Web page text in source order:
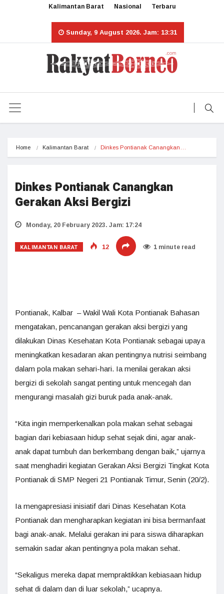
Kalimantan Barat Nasional Terbaru
Sunday, 9 August 2026. Jam: 13:31
Home Kalimantan Barat Dinkes Pontianak Canangkan…
Dinkes Pontianak Canangkan
Gerakan Aksi Bergizi
Monday, 20 February 2023. Jam: 17:24
KALIMANTAN BARAT 12 1 minute read
Pontianak, Kalbar – Wakil Wali Kota Pontianak Bahasan
mengatakan, pencanangan gerakan aksi bergizi yang
dilakukan Dinas Kesehatan Kota Pontianak sebagai upaya
meningkatkan kesadaran akan pentingnya nutrisi seimbang
dalam pola makan sehari-hari. Ia menilai gerakan aksi
bergizi di sekolah sangat penting untuk mencegah dan
mengurangi masalah gizi buruk pada anak-anak.
“Kita ingin memperkenalkan pola makan sehat sebagai
bagian dari kebiasaan hidup sehat sejak dini, agar anak-
anak dapat tumbuh dan berkembang dengan baik,” ujarnya
saat menghadiri kegiatan Gerakan Aksi Bergizi Tingkat Kota
Pontianak di SMP Negeri 21 Pontianak Timur, Senin (20/2).
Ia mengapresiasi inisiatif dari Dinas Kesehatan Kota
Pontianak dan mengharapkan kegiatan ini bisa bermanfaat
bagi anak-anak. Melalui gerakan ini para siswa diharapkan
semakin sadar akan pentingnya pola makan sehat.
“Sekaligus mereka dapat mempraktikkan kebiasaan hidup
sehat di dalam dan di luar sekolah,” ucapnya.